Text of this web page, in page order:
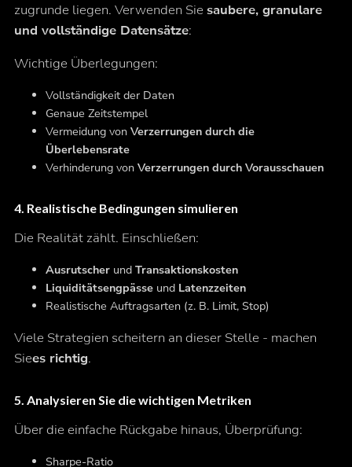
zugrunde liegen. Verwenden Sie saubere, granulare
und vollständige Datensätze:
Wichtige Überlegungen:
Vollständigkeit der Daten
Genaue Zeitstempel
Vermeidung von Verzerrungen durch die
Überlebensrate
Verhinderung von Verzerrungen durch Vorausschauen
4. Realistische Bedingungen simulieren
Die Realität zählt. Einschließen:
Ausrutscherund Transaktionskosten
Liquiditätsengpässeund Latenzzeiten
Realistische Auftragsarten (z. B. Limit, Stop)
Viele Strategien scheitern an dieser Stelle - machen
Siees richtig.
5. Analysieren Sie die wichtigen Metriken
Über die einfache Rückgabe hinaus, Überprüfung:
Sharpe-Ratio